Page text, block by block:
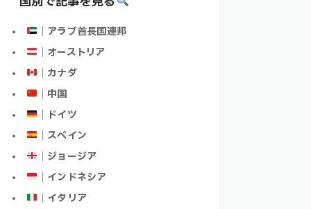
｜アラブ首長国連邦
｜オーストリア
｜カナダ
｜中国
｜ドイツ
｜スペイン
｜ジョージア
｜インドネシア
｜イタリア